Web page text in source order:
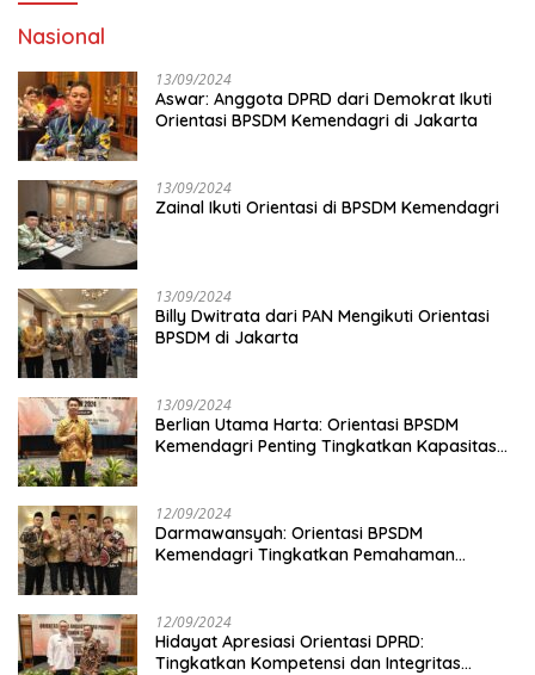
Nasional
13/09/2024
Aswar: Anggota DPRD dari Demokrat Ikuti
Orientasi BPSDM Kemendagri di Jakarta
13/09/2024
Zainal Ikuti Orientasi di BPSDM Kemendagri
13/09/2024
Billy Dwitrata dari PAN Mengikuti Orientasi
BPSDM di Jakarta
13/09/2024
Berlian Utama Harta: Orientasi BPSDM
Kemendagri Penting Tingkatkan Kapasitas
12/09/2024
Darmawansyah: Orientasi BPSDM
Kemendagri Tingkatkan Pemahaman
12/09/2024
Hidayat Apresiasi Orientasi DPRD:
Tingkatkan Kompetensi dan Integritas